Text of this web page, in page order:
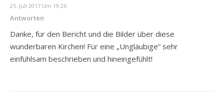
25. Juli 2017 Um 19:26
Antworten
Danke, für den Bericht und die Bilder über diese
wunderbaren Kirchen! Für eine „Ungläubige“ sehr
einfühlsam beschrieben und hineingefühlt!